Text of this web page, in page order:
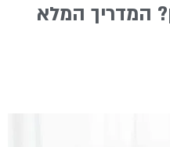
המדריך המלא